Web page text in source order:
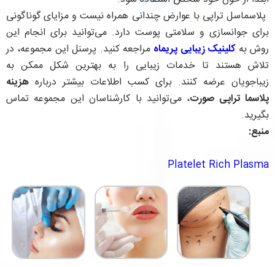
پلاسماسل‌ تراپی با عوارض چندانی همراه نیست و مزایای گوناگونی
برای جوانسازی و سلامتی پوست دارد. می‌توانید برای انجام این
روش بهکلینیک زیبایی پریماه مراجعه کنید. پرسنل این مجموعه، در
تلاش هستند تا خدمات زیبایی را به بهترین شکل ممکن به
زیباجویان عرضه کنند. برای کسب اطلاعات بیشتر درباره هزینه
پلاسما تراپی صورت، می‌توانید با کارشناسان این مجموعه تماس
بگیرید.
منبع:
Platelet Rich Plasma